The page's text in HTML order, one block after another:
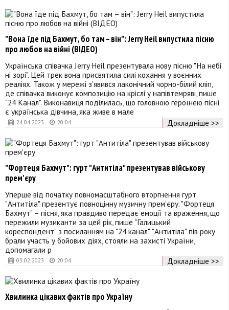
24.04.2023 20:04
"Вона їде під Бахмут, бо там – він": Jerry Heil випустила пісню
про любов на війні (ВІДЕО)
Українська співачка Jerry Heil презентувала нову пісню "На небі
ні зорі". Цей трек вона присвятила силі кохання у воєнних
реаліях. Також у мережі з'явився лаконічний чорно-білий кліп,
де співачка виконує композицію на кріслі у напівтемряві, пише
"24 Канал". Виконавиця поділилась, що головною героїнею пісні
є українська дівчина, яка живе в мале
Докладніше >>
03.02.2023 20:04
"Фортеця Бахмут": гурт "Антитіла" презентував військову
прем'єру
Уперше від початку повномасштабного вторгнення гурт
"Антитіла" презентує повноцінну музичну прем'єру. "Фортеця
Бахмут" – пісня, яка правдиво передає емоції та враження, що
пережили музиканти за цей рік, пише "Галицький
кореспондент" з посиланням на "24 канал". "Антитіла" пів року
брали участь у бойових діях, стояли на захисті України,
допомагали р
Докладніше >>
Хвилинка цікавих фактів про Україну